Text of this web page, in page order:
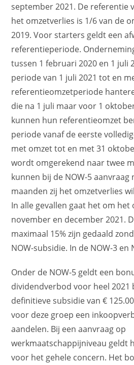
september 2021. De referentie
het omzetverlies is 1/6 van de
2019. Voor starters geldt een
referentieperiode.
tussen 1 februari 2020 en 1 juli
periode van 1 juli 2021 tot en
referentieomzetperiode
die na 1 juli maar voor 1
kunnen hun referentieomzet
periode vanaf de eerste
met omzet tot en met 31
wordt omgerekend naar twee
kunnen bij de NOW-5 aanvraag
maanden zij het omzetverlies
In alle gevallen gaat het om
november en december 2021.
maximaal 15% zijn gedaald
NOW-subsidie. In de NOW-3 en
Onder de NOW-5 geldt een
dividendverbod voor heel
definitieve subsidie van €
voor deze groep een
aandelen. Bij een aanvraag op
werkmaatschappijniveau geldt
voor het gehele concern. Het